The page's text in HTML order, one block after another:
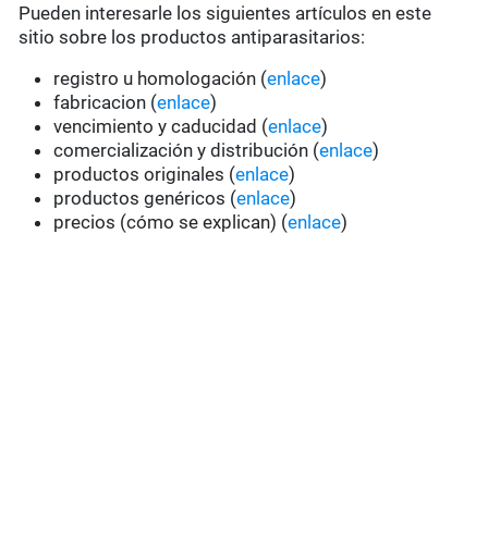
Pueden interesarle los siguientes artículos en este
sitio sobre los productos antiparasitarios:
registro u homologación (enlace)
fabricacion (enlace)
vencimiento y caducidad (enlace)
comercialización y distribución (enlace)
productos originales (enlace)
productos genéricos (enlace)
precios (cómo se explican) (enlace)